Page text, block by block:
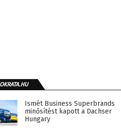
Ismét Business Superbrands
minősítést kapott a Dachser
Hungary